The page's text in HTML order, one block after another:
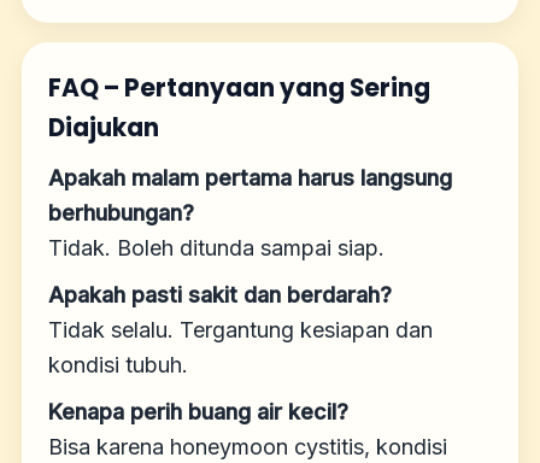
FAQ – Pertanyaan yang Sering
Diajukan
Apakah malam pertama harus langsung
berhubungan?
Tidak. Boleh ditunda sampai siap.
Apakah pasti sakit dan berdarah?
Tidak selalu. Tergantung kesiapan dan
kondisi tubuh.
Kenapa perih buang air kecil?
Bisa karena honeymoon cystitis, kondisi